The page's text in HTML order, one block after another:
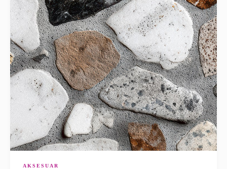
AKSESUAR